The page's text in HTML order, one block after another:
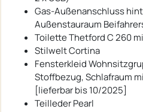
Gas-Außenanschluss
Außenstauraum
Toilette Thetford C 260
Stilwelt Cortina
Fensterkleid
Stoffbezug, Schlafraum
[lieferbar bis 10/2025]
Teilleder Pearl